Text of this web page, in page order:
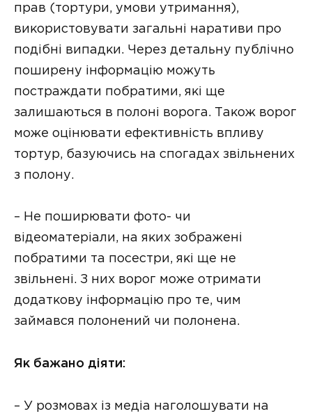
прав (тортури, умови утримання),
використовувати загальні наративи про
подібні випадки. Через детальну публічно
поширену інформацію можуть
постраждати побратими, які ще
залишаються в полоні ворога. Також ворог
може оцінювати ефективність впливу
тортур, базуючись на спогадах звільнених
з полону.
– Не поширювати фото- чи
відеоматеріали, на яких зображені
побратими та посестри, які ще не
звільнені. З них ворог може отримати
додаткову інформацію про те, чим
займався полонений чи полонена.
Як бажано діяти:
– У розмовах із медіа наголошувати на